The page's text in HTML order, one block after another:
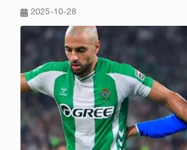
2025-10-28